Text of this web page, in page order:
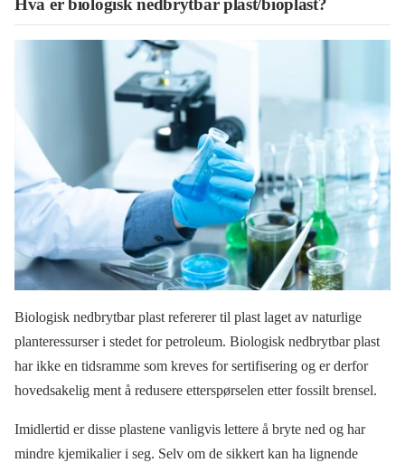
Hva er biologisk nedbrytbar plast/bioplast?
Biologisk nedbrytbar plast refererer til plast laget av naturlige
planteressurser i stedet for petroleum. Biologisk nedbrytbar plast
har ikke en tidsramme som kreves for sertifisering og er derfor
hovedsakelig ment å redusere etterspørselen etter fossilt brensel.
Imidlertid er disse plastene vanligvis lettere å bryte ned og har
mindre kjemikalier i seg. Selv om de sikkert kan ha lignende